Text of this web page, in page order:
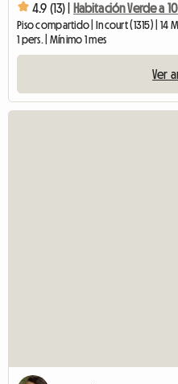
4.9 (13) |
Piso compartido | Incourt (1315) | 14
1 pers. | Mínimo 1 mes
Ver